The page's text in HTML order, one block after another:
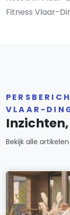
Fitness Vlaar-
VLAAR-
Bekijk alle artikelen